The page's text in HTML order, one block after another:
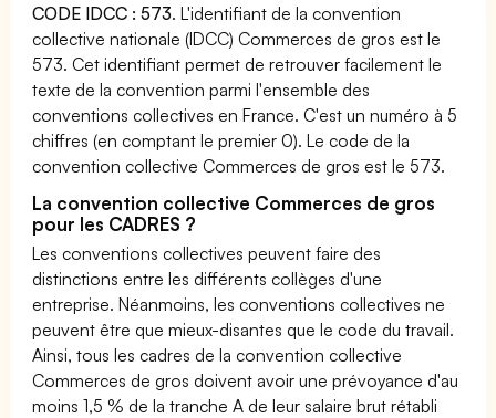
CODE IDCC : 573. L'identifiant de la convention
collective nationale (IDCC) Commerces de gros est le
573. Cet identifiant permet de retrouver facilement le
texte de la convention parmi l'ensemble des
conventions collectives en France. C'est un numéro à 5
chiffres (en comptant le premier 0). Le code de la
convention collective Commerces de gros est le 573.
La convention collective Commerces de gros
pour les CADRES ?
Les conventions collectives peuvent faire des
distinctions entre les différents collèges d'une
entreprise. Néanmoins, les conventions collectives ne
peuvent être que mieux-disantes que le code du travail.
Ainsi, tous les cadres de la convention collective
Commerces de gros doivent avoir une prévoyance d'au
moins 1,5 % de la tranche A de leur salaire brut rétabli